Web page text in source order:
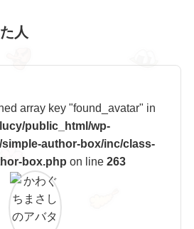
人
array key "found_avatar" in
public_html/wp-
author-box/inc/class-
box.php on line 263